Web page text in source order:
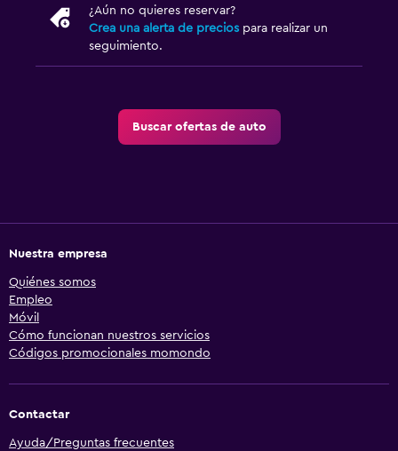
¿Aún no quieres reservar?
Crea una alerta de precios para realizar un
seguimiento.
Buscar ofertas de auto
Nuestra empresa
Quiénes somos
Empleo
Móvil
Cómo funcionan nuestros servicios
Códigos promocionales momondo
Contactar
Ayuda/Preguntas frecuentes